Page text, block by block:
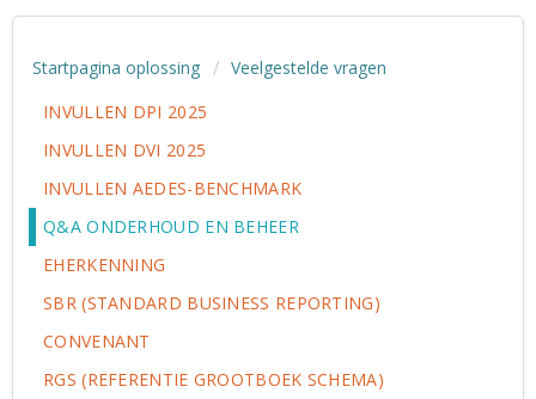
Startpagina oplossing
Veelgestelde vragen
INVULLEN DPI 2025
INVULLEN DVI 2025
INVULLEN AEDES-BENCHMARK
Q&A ONDERHOUD EN BEHEER
EHERKENNING
SBR (STANDARD BUSINESS REPORTING)
CONVENANT
RGS (REFERENTIE GROOTBOEK SCHEMA)